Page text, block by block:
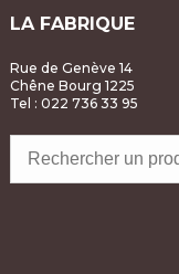
LA FABRIQUE
Rue de Genève 14
Chêne Bourg 1225
Tel : 022 736 33 95